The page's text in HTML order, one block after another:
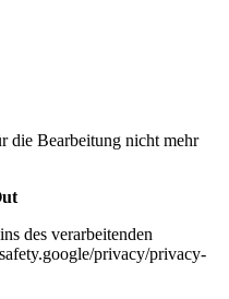
die Bearbeitung nicht mehr
des verarbeitenden
privacy/privacy-